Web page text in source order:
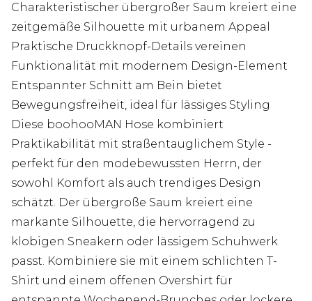
Charakteristischer übergroßer Saum kreiert eine
zeitgemäße Silhouette mit urbanem Appeal
Praktische Druckknopf-Details vereinen
Funktionalität mit modernem Design-Element
Entspannter Schnitt am Bein bietet
Bewegungsfreiheit, ideal für lässiges Styling
Diese boohooMAN Hose kombiniert
Praktikabilität mit straßentauglichem Style -
perfekt für den modebewussten Herrn, der
sowohl Komfort als auch trendiges Design
schätzt. Der übergroße Saum kreiert eine
markante Silhouette, die hervorragend zu
klobigen Sneakern oder lässigem Schuhwerk
passt. Kombiniere sie mit einem schlichten T-
Shirt und einem offenen Overshirt für